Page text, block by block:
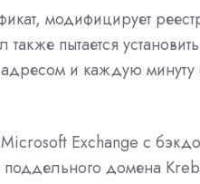
модифицирует
пытается
и каждую минуту
Exchange с
домена